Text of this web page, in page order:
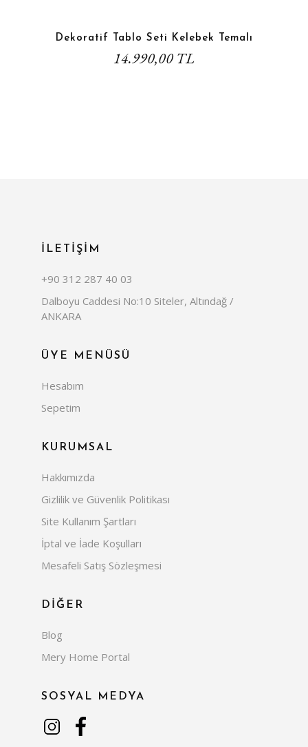
Dekoratif Tablo Seti Kelebek Temalı
14.990,00 TL
İLETİŞİM
+90 312 287 40 03
Dalboyu Caddesi No:10 Siteler, Altındağ /
ANKARA
ÜYE MENÜSÜ
Hesabım
Sepetim
KURUMSAL
Hakkımızda
Gizlilik ve Güvenlik Politikası
Site Kullanım Şartları
İptal ve İade Koşulları
Mesafeli Satış Sözleşmesi
DİĞER
Blog
Mery Home Portal
SOSYAL MEDYA